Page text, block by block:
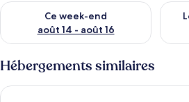
Ce week-end
août 14 - août 16
Vérifier la disponibilité pour ce week-
Hébergements similaires
Vienna Classic Hotel (Eye of Tianjin